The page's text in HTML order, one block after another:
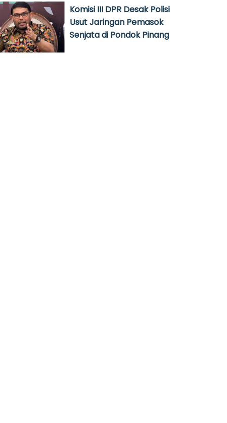
Komisi III DPR Desak Polisi
Usut Jaringan Pemasok
Senjata di Pondok Pinang